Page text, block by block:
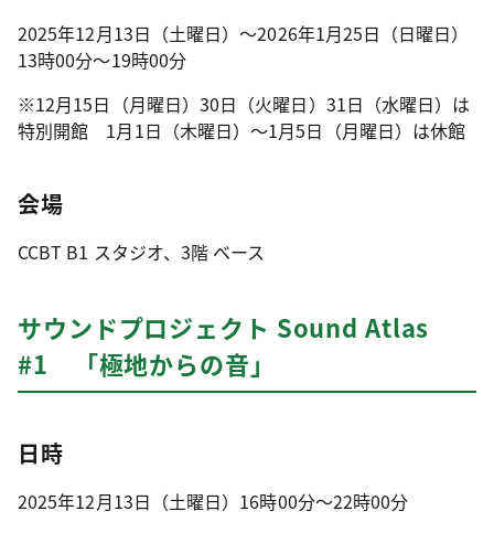
2025年12月13日（土曜日）〜2026年1月25日（日曜日）
13時00分～19時00分
※12月15日（月曜日）30日（火曜日）31日（水曜日）は
特別開館 1月1日（木曜日）～1月5日（月曜日）は休館
会場
CCBT B1 スタジオ、3階 ベース
サウンドプロジェクト Sound Atlas
#1 「極地からの音」
日時
2025年12月13日（土曜日）16時00分〜22時00分